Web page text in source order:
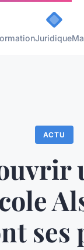
Juridique
ACTU
ses